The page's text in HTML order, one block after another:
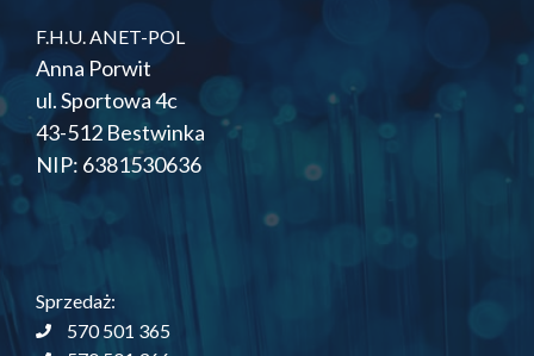
F.H.U. ANET-POL
Anna Porwit
ul. Sportowa 4c
43-512 Bestwinka
NIP: 6381530636
Sprzedaż:
570 501 365